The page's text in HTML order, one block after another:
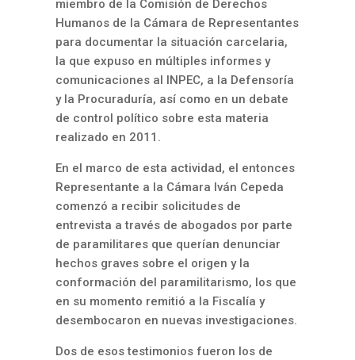
miembro de la Comisión de Derechos
Humanos de la Cámara de Representantes
para documentar la situación carcelaria,
la que expuso en múltiples informes y
comunicaciones al INPEC, a la Defensoría
y la Procuraduría, así como en un debate
de control político sobre esta materia
realizado en 2011.
En el marco de esta actividad, el entonces
Representante a la Cámara Iván Cepeda
comenzó a recibir solicitudes de
entrevista a través de abogados por parte
de paramilitares que querían denunciar
hechos graves sobre el origen y la
conformación del paramilitarismo, los que
en su momento remitió a la Fiscalía y
desembocaron en nuevas investigaciones.
Dos de esos testimonios fueron los de